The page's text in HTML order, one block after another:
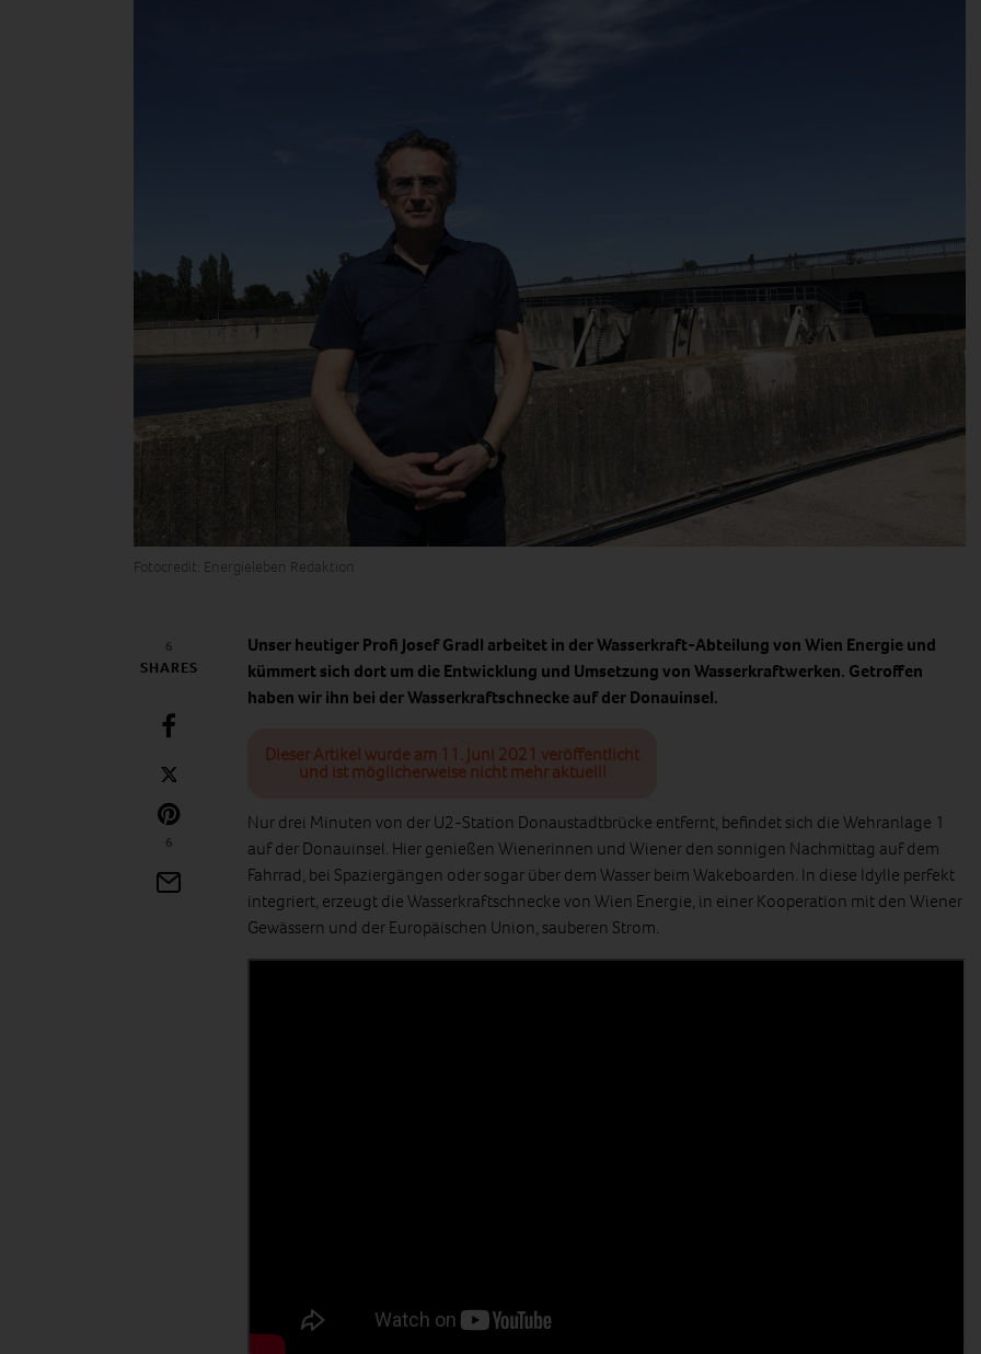
Fotocredit: Energieleben Redaktion
6
SHARES
6
Unser heutiger Profi Josef Gradl arbeitet in der Wasserkraft-Abteilung von Wien Energie und
kümmert sich dort um die Entwicklung und Umsetzung von Wasserkraftwerken. Getroffen
haben wir ihn bei der Wasserkraftschnecke auf der Donauinsel.
Dieser Artikel wurde am 11. Juni 2021 veröffentlicht
und ist möglicherweise nicht mehr aktuell!
Nur drei Minuten von der U2-Station Donaustadtbrücke entfernt, befindet sich die Wehranlage 1
auf der Donauinsel. Hier genießen Wienerinnen und Wiener den sonnigen Nachmittag auf dem
Fahrrad, bei Spaziergängen oder sogar über dem Wasser beim Wakeboarden. In diese Idylle perfekt
integriert, erzeugt die Wasserkraftschnecke von Wien Energie, in einer Kooperation mit den Wiener
Gewässern und der Europäischen Union, sauberen Strom.